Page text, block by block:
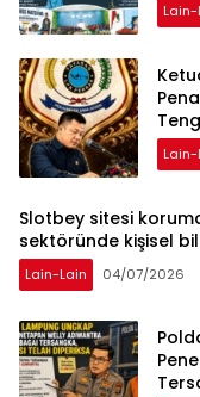
Lain-
Lain-
Slotbey sitesi
sektöründe kişisel
Lain-Lain 04/07/2026